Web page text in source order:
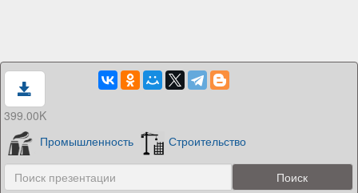
399.00K
Промышленность
Строительство